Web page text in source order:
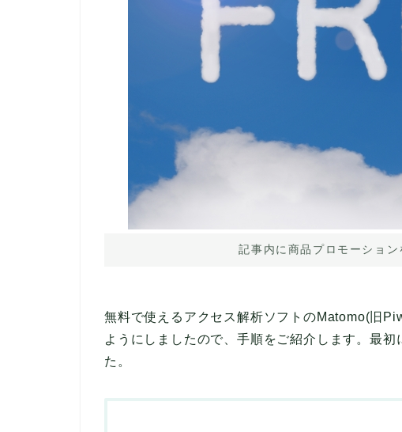
記事内に商品プロモーショ
無料で使えるアクセス解析ソフトのMatomo(旧
ようにしましたので、手順をご紹介します。最
た。